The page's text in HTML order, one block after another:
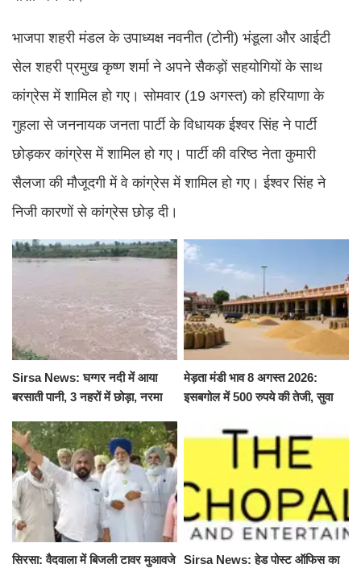
भाजपा शहरी मंडल के उपाध्यक्ष नवनीत (टोनी) भंडूला और आईटी
सेल शहरी प्रमुख कृष्ण शर्मा ने अपने सैकड़ों सहयोगियों के साथ
कांग्रेस में शामिल हो गए। सोमवार (19 अगस्त) को हरियाणा के
गुहला से जननायक जनता पार्टी के विधायक ईश्वर सिंह ने पार्टी
छोड़कर कांग्रेस में शामिल हो गए। पार्टी की वरिष्ठ नेता कुमारी
सैलजा की मौजूदगी में वे कांग्रेस में शामिल हो गए। ईश्वर सिंह ने
निजी कारणों से कांग्रेस छोड़ दी।
Sirsa News: घग्गर नदी में आया
बरसाती पानी, 3 नहरों में छोड़ा, नरमा
मेड़ता मंडी भाव 8 अगस्त 2026:
इसबगोल में 500 रुपये की तेजी, सुवा
सिरसा: वैदवाला में बिजली टावर मुआवजे Sirsa News: हेड पोस्ट ऑफिस का